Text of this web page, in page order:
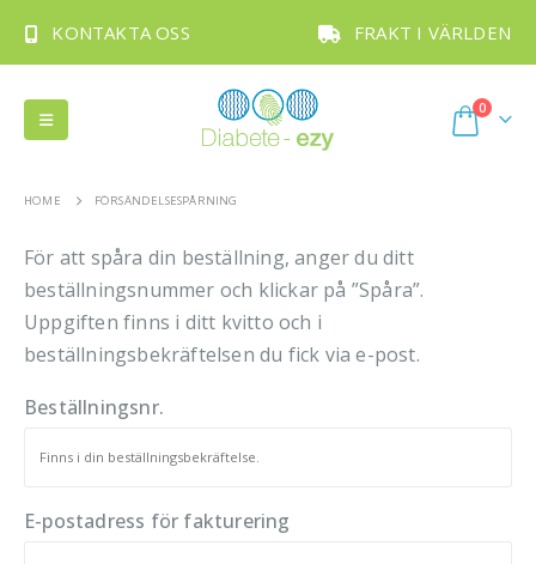
KONTAKTA OSS FRAKT I VÄRLDEN
0
HOME FÖRSÄNDELSESPÅRNING
För att spåra din beställning, anger du ditt
beställningsnummer och klickar på ”Spåra”.
Uppgiften finns i ditt kvitto och i
beställningsbekräftelsen du fick via e-post.
Beställningsnr.
E-postadress för fakturering